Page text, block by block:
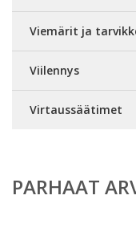
Viemärit ja
Viilennys
Virtaussäätimet
PARHAAT